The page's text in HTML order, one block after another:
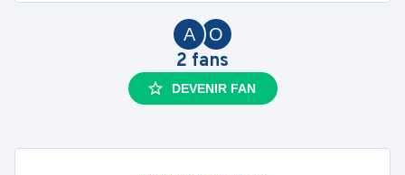
O
A
2 fans
DEVENIR FAN